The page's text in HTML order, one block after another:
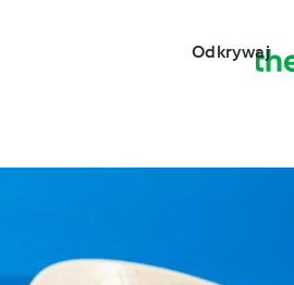
Odkrywaj